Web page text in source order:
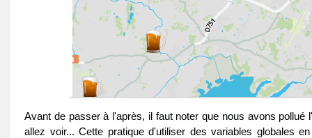
Avant de passer à l'après, il faut noter que nous avons pollué
allez voir... Cette pratique d'utiliser des variables globales